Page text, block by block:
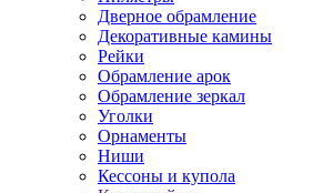
Дверное обрамление
Декоративные камины
Рейки
Обрамление арок
Обрамление зеркал
Уголки
Орнаменты
Ниши
Кессоны и купола